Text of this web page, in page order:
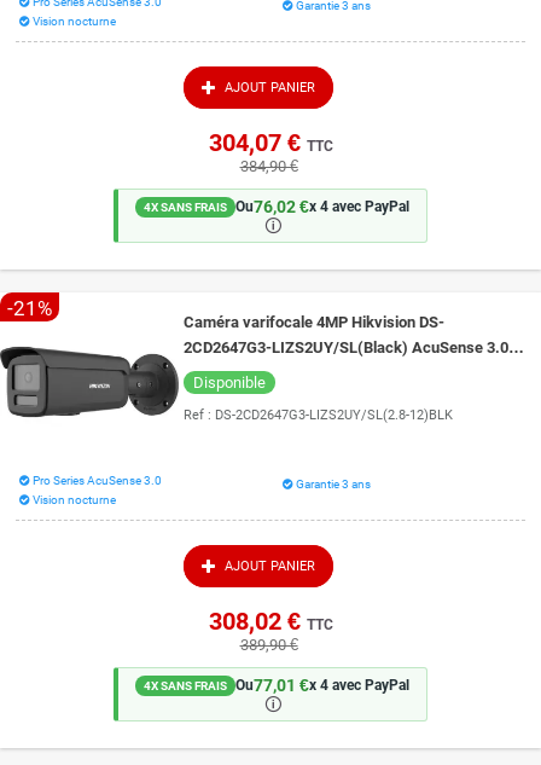
Vision nocturne
Garantie 3 ans
AJOUT PANIER
304,07 € TTC
384,90 €
4X SANS FRAIS Ou76,02 €x 4 avec PayPal
🛈
-21%
Caméra varifocale 4MP Hikvision DS-
2CD2647G3-LIZS2UY/SL(Black) AcuSense 3.0
et vision de nuit intelligente 60 mètres ColorVu
3.0
Disponible
Ref : DS-2CD2647G3-LIZS2UY/SL(2.8-12)BLK
Pro Series AcuSense 3.0
Vision nocturne
Garantie 3 ans
AJOUT PANIER
308,02 € TTC
389,90 €
4X SANS FRAIS Ou77,01 €x 4 avec PayPal
🛈